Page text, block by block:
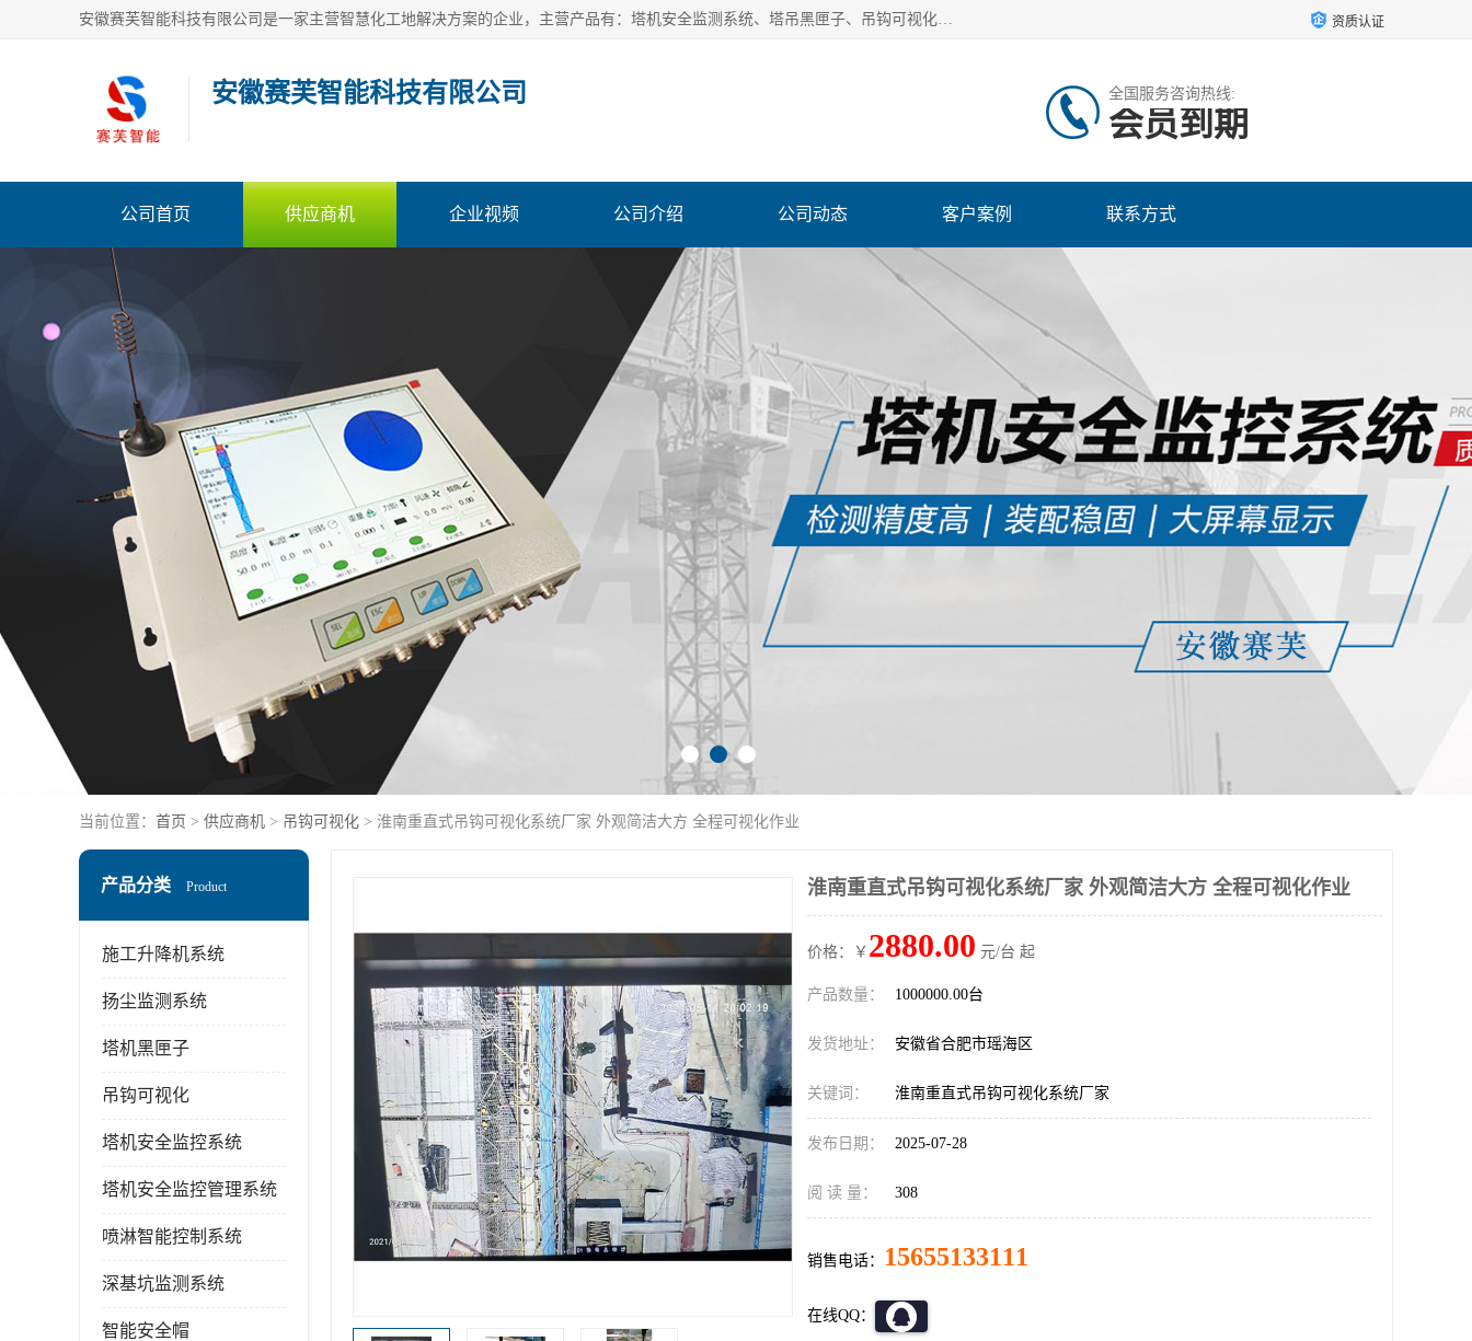
安徽赛芙智能科技有限公司是一家主营智慧化工地解决方案的企业，主营产品有：塔机安全监测系统、塔吊黑匣子、吊钩可视化、吊钩可视化系统、塔机安全监控系统、塔机黑匣子等。创建至今始终关注用户需求，为用户提供有的产品和服务。 资质认证
安徽赛芙智能科技有限公司 全国服务咨询热线:
会员到期
公司首页 供应商机 企业视频 公司介绍 公司动态 客户案例 联系方式
当前位置： 首页 > 供应商机 > 吊钩可视化 > 淮南重直式吊钩可视化系统厂家 外观简洁大方 全程可视化作业
产品分类 Product
施工升降机系统
扬尘监测系统
塔机黑匣子
吊钩可视化
塔机安全监控系统
塔机安全监控管理系统
喷淋智能控制系统
深基坑监测系统
智能安全帽
淮南重直式吊钩可视化系统厂家 外观简洁大方 全程可视化作业
价格：￥ 2880.00 元/台 起
产品数量： 1000000.00台
发货地址： 安徽省合肥市瑶海区
关键词： 淮南重直式吊钩可视化系统厂家
发布日期： 2025-07-28
阅 读 量： 308
销售电话： 15655133111
在线QQ：